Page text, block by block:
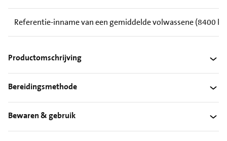
Referentie-inname van een gemiddelde volwassene (8400
Productomschrijving
Bereidingsmethode
Bewaren & gebruik